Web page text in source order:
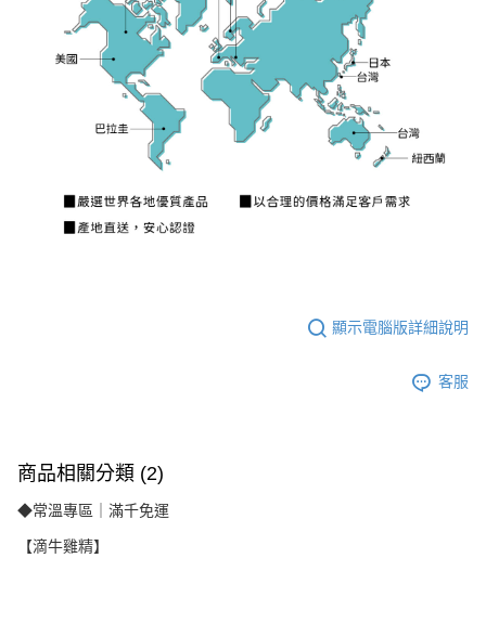
顯示電腦版詳細說明
客服
商品相關分類 (2)
◆常溫專區｜滿千免運
【滴牛雞精】